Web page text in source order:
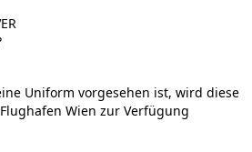
Uniform vorgesehen ist, wird diese
Wien zur Verfügung